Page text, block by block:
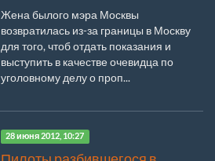
Жена былого мэра Москвы
возвратилась из-за границы в Москву
для того, чтоб отдать показания и
выступить в качестве очевидца по
уголовному делу о проп...
28 июня 2012, 10:27